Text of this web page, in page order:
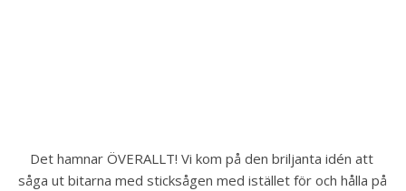
Det hamnar ÖVERALLT! Vi kom på den briljanta idén att
såga ut bitarna med sticksågen med istället för och hålla på